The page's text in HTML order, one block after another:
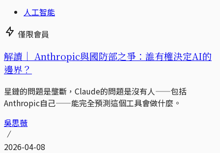
人工智能
僅限會員
解讀｜ Anthropic與國防部之爭：誰有權決定AI的
邊界？
星鏈的問題是壟斷，Claude的問題是沒有人——包括
Anthropic自己——能完全預測這個工具會做什麼。
吳思薇
2026-04-08